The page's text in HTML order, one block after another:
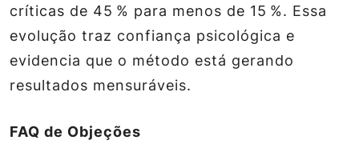
críticas de 45 % para menos de 15 %. Essa
evolução traz confiança psicológica e
evidencia que o método está gerando
resultados mensuráveis.
FAQ de Objeções